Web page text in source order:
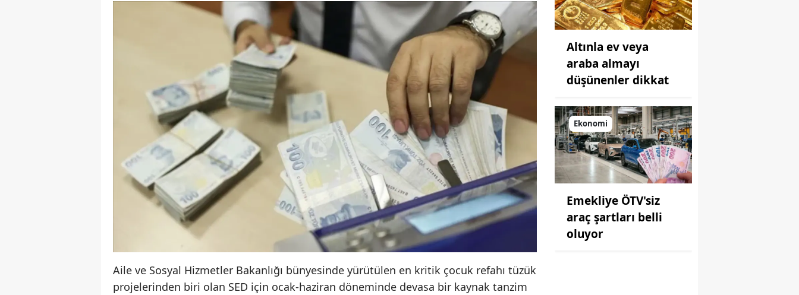
Gümüşhane
Hakkari
Hatay
Isparta
Mersin
İstanbul
İzmir
Kars
Kastamonu
Kayseri
Kırşehir
Aile ve Sosyal Hizmetler Bakanlığı bünyesinde yürütülen en kritik çocuk refahı tüzük
projelerinden biri olan SED için ocak-haziran döneminde devasa bir kaynak tanzim
Altınla ev veya
araba almayı
düşünenler dikkat
Ekonomi
Emekliye ÖTV'siz
araç şartları belli
oluyor